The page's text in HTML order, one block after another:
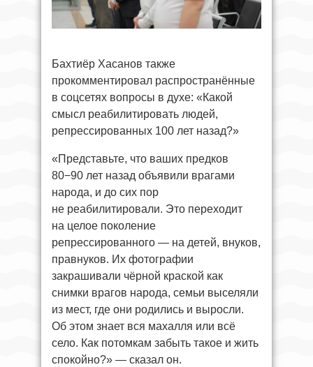
Бахтиёр Хасанов также
прокомментировал распространённые
в соцсетях вопросы в духе: «Какой
смысл реабилитировать людей,
репрессированных 100 лет назад?»
«Представьте, что ваших предков
80−90 лет назад объявили врагами
народа, и до сих пор
не реабилитировали. Это переходит
на целое поколение
репрессированного — на детей, внуков,
правнуков. Их фотографии
закрашивали чёрной краской как
снимки врагов народа, семьи выселяли
из мест, где они родились и выросли.
Об этом знает вся махалля или всё
село. Как потомкам забыть такое и жить
спокойно?» — сказал он.